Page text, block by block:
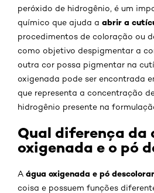
peróxido de hidrogênio, é um
químico que ajuda a abrir a
procedimentos de coloração ou
como objetivo despigmentar a
outra cor possa pigmentar na
oxigenada pode ser encontrada
que representa a concentração
hidrogênio presente na
Qual diferença da
oxigenada e o pó
A água oxigenada e pó
coisa e possuem funções